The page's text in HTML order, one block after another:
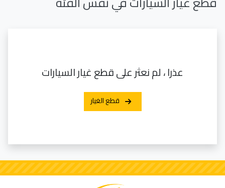
عذرا ، لم نعثر على قطع غيار السيارات
قطع الغيار